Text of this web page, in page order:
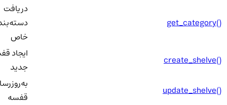
get_category()
دریافت
خاص
create_shelve()
ایجاد
جدید
update_shelve()
قفسه